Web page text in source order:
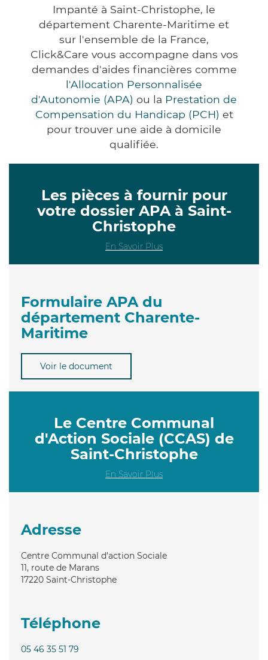
Impanté à Saint-Christophe, le
département Charente-Maritime et
sur l'ensemble de la France,
Click&Care vous accompagne dans vos
demandes d'aides financières comme
l'Allocation Personnalisée
d'Autonomie (APA) ou la Prestation de
Compensation du Handicap (PCH) et
pour trouver une aide à domicile
qualifiée.
Les pièces à fournir pour
votre dossier APA à Saint-
Christophe
En Savoir Plus
Formulaire APA du
département Charente-
Maritime
Voir le document
Le Centre Communal
d'Action Sociale (CCAS) de
Saint-Christophe
En Savoir Plus
Adresse
Centre Communal d'action Sociale
11, route de Marans
17220 Saint-Christophe
Téléphone
05 46 35 51 79